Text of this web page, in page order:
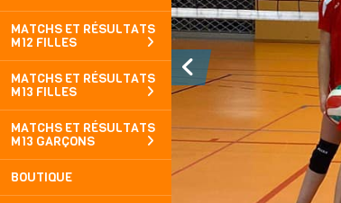
MATCHS ET RÉSULTATS
M12 FILLES
MATCHS ET RÉSULTATS
M13 FILLES
MATCHS ET RÉSULTATS
M13 GARÇONS
BOUTIQUE